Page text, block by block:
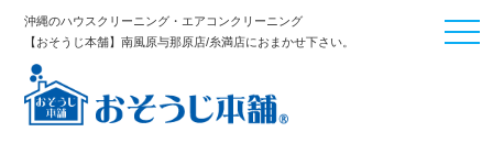
沖縄のハウスクリーニング・エアコンクリーニング
【おそうじ本舗】南風原与那原店/糸満店におまかせ下さい。